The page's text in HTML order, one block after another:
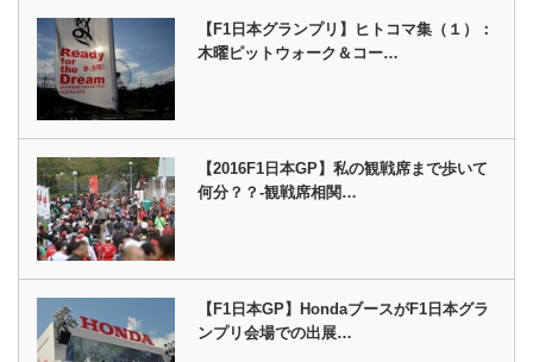
【F1日本グランプリ】ヒトコマ集（１）：
木曜ピットウォーク＆コー…
【2016F1日本GP】私の観戦席まで歩いて
何分？？-観戦席相関…
【F1日本GP】HondaブースがF1日本グラ
ンプリ会場での出展…